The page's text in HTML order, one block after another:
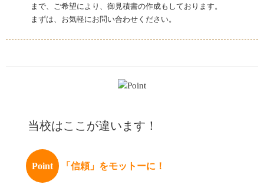
まで、ご希望により、御見積書の作成もしております。
まずは、お気軽にお問い合わせください。
当校はここが違います！
Point 「信頼」をモットーに！